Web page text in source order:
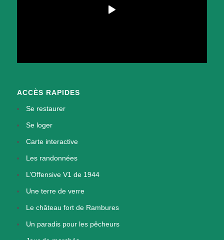
ACCÈS RAPIDES
Se restaurer
Se loger
Carte interactive
Les randonnées
L’Offensive V1 de 1944
Une terre de verre
Le château fort de Rambures
Un paradis pour les pêcheurs